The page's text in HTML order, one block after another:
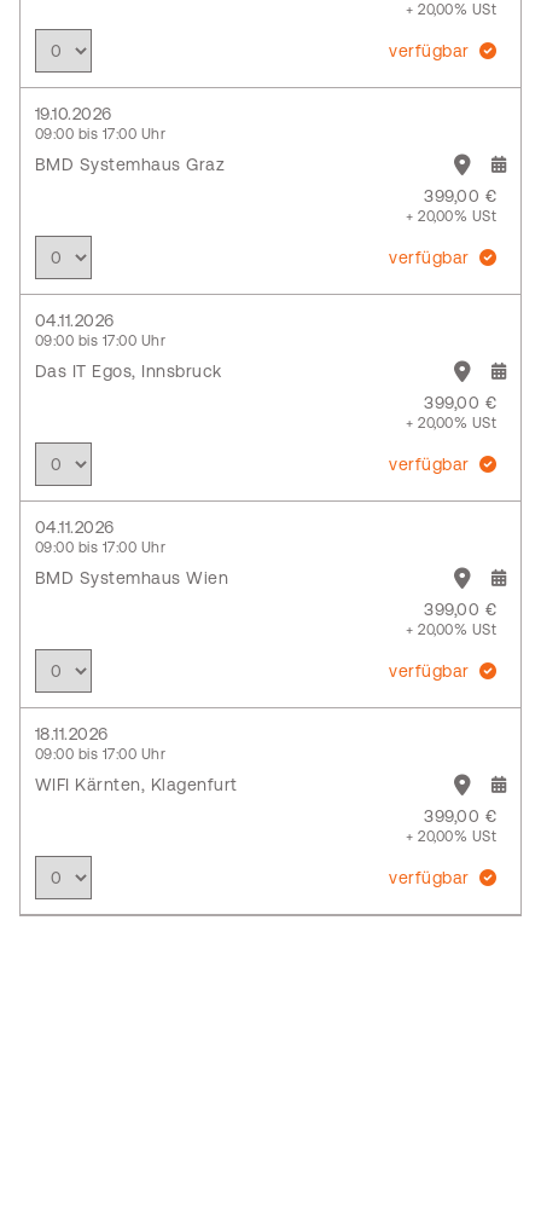
+ 20,00% USt
verfügbar
19.10.2026
09:00 bis 17:00 Uhr
BMD Systemhaus Graz
399,00 €
+ 20,00% USt
verfügbar
04.11.2026
09:00 bis 17:00 Uhr
Das IT Egos, Innsbruck
399,00 €
+ 20,00% USt
verfügbar
04.11.2026
09:00 bis 17:00 Uhr
BMD Systemhaus Wien
399,00 €
+ 20,00% USt
verfügbar
18.11.2026
09:00 bis 17:00 Uhr
WIFI Kärnten, Klagenfurt
399,00 €
+ 20,00% USt
verfügbar